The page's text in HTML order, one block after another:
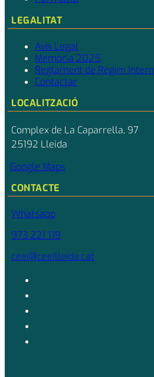
LEGALITAT
Avís Legal
Memòria 2025
Reglament de Règim Intern
Contactar
LOCALITZACIÓ
Complex de La Caparrella, 97
25192 Lleida
Google Maps
CONTACTE
Whatsapp
973 221 119
ceei@ceeilleida.cat